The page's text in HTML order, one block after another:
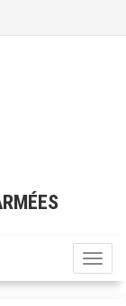
Toggle